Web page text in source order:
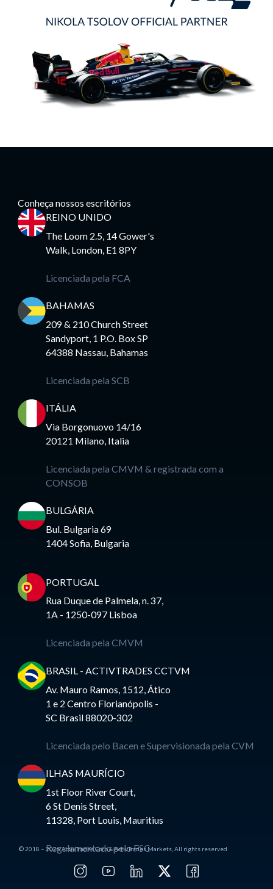
Conheça nossos escritórios
REINO UNIDO
The Loom 2.5, 14 Gower's
Walk, London, E1 8PY
Licenciada pela FCA
BAHAMAS
209 & 210 Church Street
Sandyport, 1 P.O. Box SP
64388 Nassau, Bahamas
Licenciada pela SCB
ITÁLIA
Via Borgonuovo 14/16
20121 Milano, Italia
Licenciada pela CMVM & registrada com a
CONSOB
BULGÁRIA
Bul. Bulgaria 69
1404 Sofia, Bulgaria
PORTUGAL
Rua Duque de Palmela, n. 37,
1A - 1250-097 Lisboa
Licenciada pela CMVM
BRASIL - ACTIVTRADES CCTVM
Av. Mauro Ramos, 1512, Ático
1 e 2 Centro Florianópolis -
SC Brasil 88020-302
Licenciada pelo Bacen e Supervisionada pela CVM
ILHAS MAURÍCIO
1st Floor River Court,
6 St Denis Street,
11328, Port Louis, Mauritius
Regulamentado pelo FSC
© 2018 – 2026 ActivTrades Corp & ActivTrades Markets, All rights reserved